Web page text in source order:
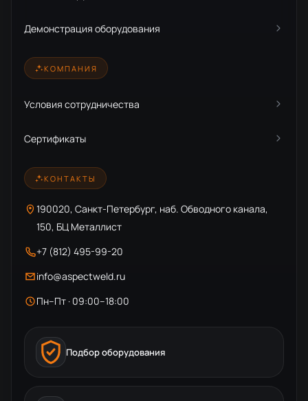
Демонстрация оборудования
КОМПАНИЯ
Условия сотрудничества
Сертификаты
КОНТАКТЫ
190020, Санкт-Петербург, наб. Обводного канала,
150, БЦ Металлист
+7 (812) 495-99-20
info@aspectweld.ru
Пн–Пт · 09:00–18:00
Подбор оборудования